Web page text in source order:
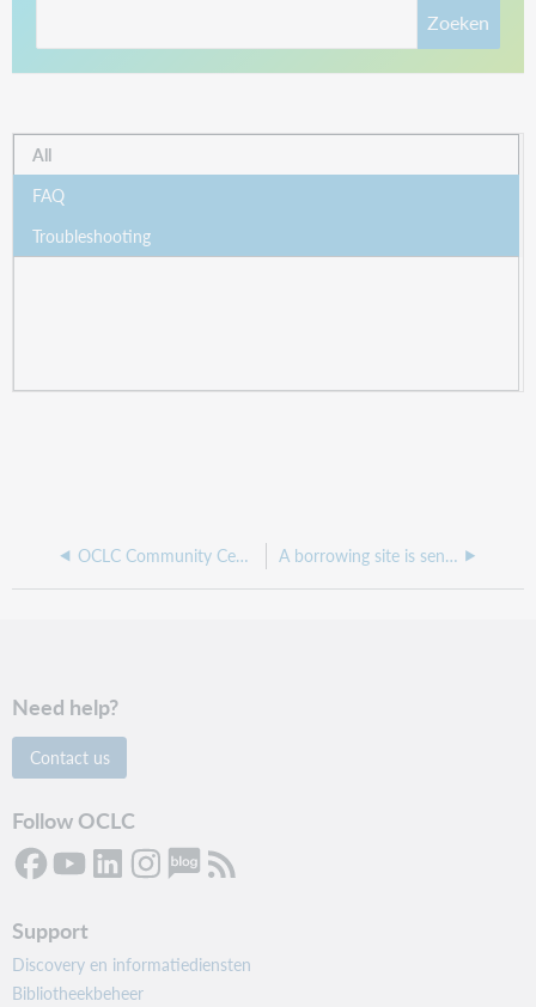
Zoeken
All
FAQ
Troubleshooting
OCLC Community Center: Resource Sharing A borrowing site is sending books and emails to the wrong contact at our site, how do we fix this?
Need help?
Contact us
Follow OCLC
Support
Discovery en informatiediensten
Bibliotheekbeheer